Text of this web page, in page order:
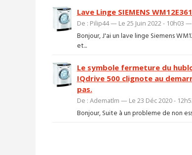
Lave Linge SIEMENS
De : Pilip44 — Le 25 Juin 2022 - 10h03 —
Bonjour, J'ai un lave linge Siemens
et...
Le symbole fermeture du
IQdrive 500 clignote au
pas.
De : Adematlm — Le 23 Déc 2020 -
Bonjour, Suite à un probleme de non